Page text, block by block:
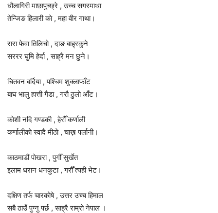
धौलागिरी माछापुच्छ्रे , उच्च सगरमाथा
तेन्जिङ हिलारी काे , महा वीर गाथा।
रारा फेवा तिलिचो , दाङ बाह्रकुने
सररर घुमि हेर्दा , साह्रै मन छुने।
चितवन बर्दिया , पश्चिम शुक्लाफाँट
बाघ भालु हात्ती गैडा , गरौ ठुलाे आँट।
काेशी नदि गण्डकी , हेरौँ कर्णाली
कर्णालीकाे स्वादै मीठाे , चाख्न पर्लानी।
काठमाडौं पाेखरा , पुगौँ सुर्खेत
इलाम धरान धनकुटा , गरौँ त्यही भेट।
दक्षिण तर्फ चारकाेषे , उत्तर उच्च हिमाल
सबै ठाउँ पुग्नु पर्छ , साह्रै राम्राे नेपाल ।